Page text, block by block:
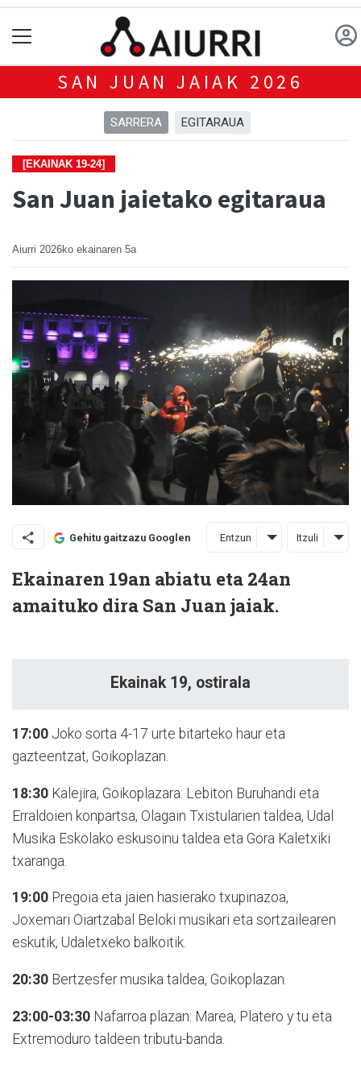
SAN JUAN JAIAK 2026
SARRERA EGITARAUA
[EKAINAK 19-24]
San Juan jaietako egitaraua
Aiurri 2026ko ekainaren 5a
Gehitu gaitzazu Googlen Entzun Itzuli
Ekainaren 19an abiatu eta 24an
amaituko dira San Juan jaiak.
Ekainak 19, ostirala
17:00 Joko sorta 4-17 urte bitarteko haur eta
gazteentzat, Goikoplazan.
18:30 Kalejira, Goikoplazara: Lebiton Buruhandi eta
Erraldoien konpartsa, Olagain Txistularien taldea, Udal
Musika Eskolako eskusoinu taldea eta Gora Kaletxiki
txaranga.
19:00 Pregoia eta jaien hasierako txupinazoa,
Joxemari Oiartzabal Beloki musikari eta sortzailearen
eskutik, Udaletxeko balkoitik.
20:30 Bertzesfer musika taldea, Goikoplazan.
23:00-03:30 Nafarroa plazan: Marea, Platero y tu eta
Extremoduro taldeen tributu-banda.